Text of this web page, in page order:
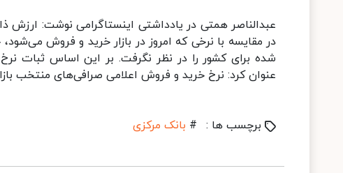
عبدالناصر همتی در یادداشتی اینستاگرامی نوشت: ارزش
در مقایسه با نرخی که امروز در بازار خرید و فروش
شده برای کشور را در نظر نگرفت. بر این اساس ثبات
عنوان کرد: نرخ خرید و فروش اعلامی صرافی‌های منتخب
برچسب ها : # بانک مرکزی